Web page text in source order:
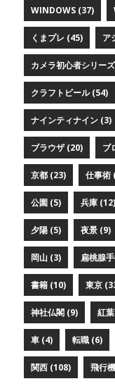
WINDOWS (37)
くまプレ (45) ア
カメラ初心者シリー
クラフトビール (54)
ナインティナイン (3)
ブラウザ (20) ブ
京都 (23) 仕事術
公園 (5) 兵庫 (12)
夕陽 (5) 夜景 (9)
岡山 (3) 扁桃腺
書籍 (10) 東京
神社仏閣 (9) 紅
車 (4) 転職 (6)
関西 (108) 飛行